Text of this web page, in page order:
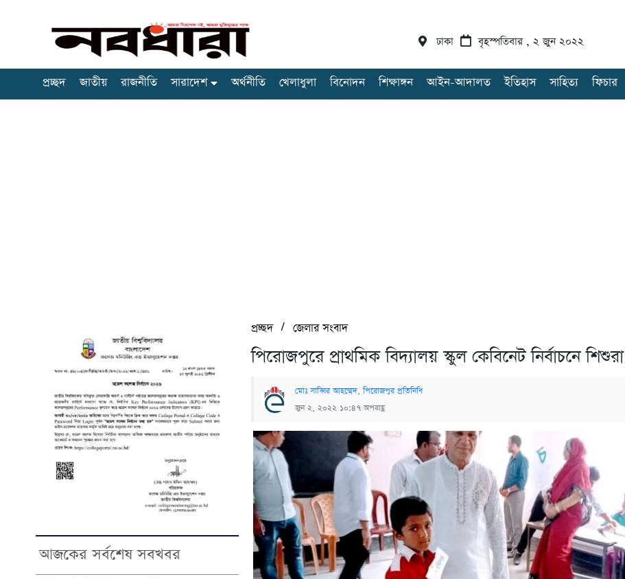
ঢাকা বৃহস্পতিবার , ২ জুন ২০২২
প্রচ্ছদ জাতীয় রাজনীতি সারাদেশ অর্থনীতি খেলাধুলা বিনোদন শিক্ষাঙ্গন আইন-আদালত ইতিহাস সাহিত্য ফিচার
আজকের সর্বশেষ সবখবর
প্রচ্ছদ/জেলার সংবাদ
পিরোজপুরে প্রাথমিক বিদ্যালয় স্কুল কেবিনেট নির্বাচনে শিশুরা
মোঃ সাব্বির আহম্মেদ, পিরোজপুর প্রতিনিধি
জুন ২, ২০২২ ১০:৪৭ অপরাহ্ণ